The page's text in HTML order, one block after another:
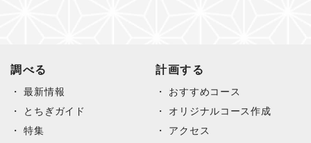
調べる
最新情報
とちぎガイド
特集
計画する
おすすめコース
オリジナルコース作成
アクセス